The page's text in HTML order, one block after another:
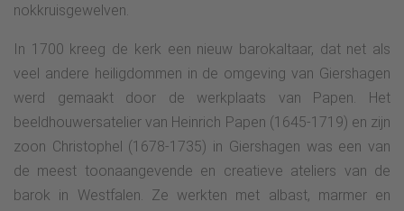
nokkruisgewelven.
In 1700 kreeg de kerk een nieuw barokaltaar, dat net als
veel andere heiligdommen in de omgeving van Giershagen
werd gemaakt door de werkplaats van Papen. Het
beeldhouwersatelier van Heinrich Papen (1645-1719) en zijn
zoon Christophel (1678-1735) in Giershagen was een van
de meest toonaangevende en creatieve ateliers van de
barok in Westfalen. Ze werkten met albast, marmer en